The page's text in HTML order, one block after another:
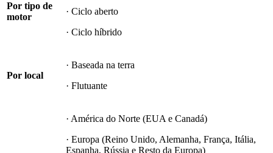
Por tipo de
motor
· Ciclo aberto
· Ciclo híbrido
Por local
· Baseada na terra
· Flutuante
· América do Norte (EUA e Canadá)
· Europa (Reino Unido, Alemanha, França, Itália,
Espanha, Rússia e Resto da Europa)